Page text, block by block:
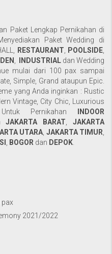
Paket Lengkap Pernikahan di
Paket Wedding di
RESTAURANT POOLSIDE
INDUSTRIAL dan Wedding
mulai dari 100 pax sampai
Simple, Grand ataupun Epic.
yang Anda inginkan : Rustic
Vintage, City Chic, Luxurious
Pernikahan
INDOOR
JAKARTA BARAT ,JAKARTA
UTARA JAKARTA TIMUR
BOGOR dan DEPOK
pax
2021/2022